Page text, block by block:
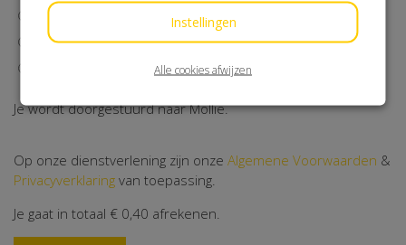
Klarna
Je wordt doorgestuurd naar Mollie.
Op onze dienstverlening zijn onze Algemene Voorwaarden &
Privacyverklaring van toepassing.
Je gaat in totaal € 0,40 afrekenen.
Instellingen
Alle cookies afwijzen